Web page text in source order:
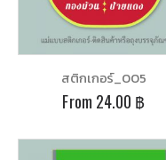
สติกเกอร์_005
From 24.00 ฿